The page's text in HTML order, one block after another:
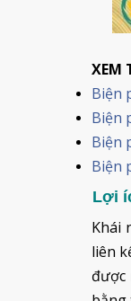
XEM
Biện
Biện
Biện
Biện
Lợi
Khái
liên
được